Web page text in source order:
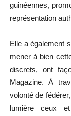
guinéennes,
représentation
Elle a également
mener à bien
discrets, ont
Magazine. À
volonté de
lumière ceux